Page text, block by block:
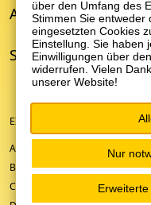
Ambulanter
STANDORTE
EIN UNTERNEHMEN DER ZFP-
ANFAHRT/KONTAKT
BARRIEREFREIHEIT
COOKIE-EINSTELLUNGEN
über den Umfang des
Stimmen Sie entweder
eingesetzten Cookies
Einstellung. Sie haben
Einwilligungen über
widerrufen. Vielen
unserer Website!
Nur